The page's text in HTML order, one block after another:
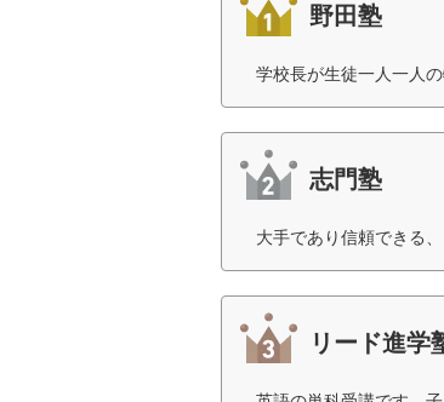
野田塾
学校長が生徒一人一人
志門塾
大手であり信頼できる
リード進学